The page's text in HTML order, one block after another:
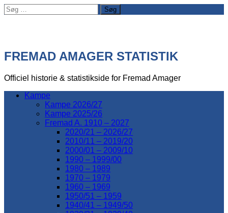
Søg
efter:
FREMAD AMAGER STATISTIK
Officiel historie & statistikside for Fremad Amager
Kampe
Kampe 2026/27
Kampe 2025/26
Fremad A. 1910 – 2027
2020/21 – 2026/27
2010/11 – 2019/20
2000/01 – 2009/10
1990 – 1999/00
1980 – 1989
1970 – 1979
1960 – 1969
1950/51 – 1959
1940/41 – 1949/50